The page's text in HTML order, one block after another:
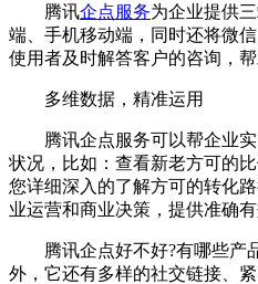
腾讯企点服务为企业提供
端、手机移动端，同时还将微
使用者及时解答客户的咨询，
多维数据，精准运用
腾讯企点服务可以帮企业实
状况，比如：查看新老方可的
您详细深入的了解方可的转化
业运营和商业决策，提供准确有
腾讯企点好不好?有哪些产
外，它还有多样的社交链接、